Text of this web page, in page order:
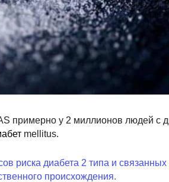
примерно у 2 миллионов людей с
mellitus.
риска диабета 2 типа и связанных
происхождения.